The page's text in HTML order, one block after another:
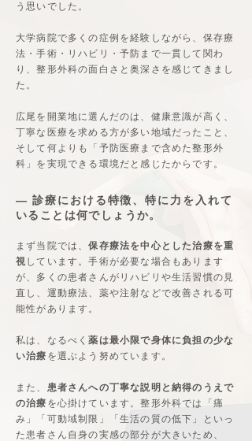
う思いでした。
大学病院で多くの症例を経験しながら、保存療
法・手術・リハビリ・予防まで一貫して関わ
り、整形外科の面白さと奥深さを感じてきまし
た。
広尾を開業地に選んだのは、健康意識が高く、
丁寧な医療を求める方が多い地域だったこと、
そして何よりも「予防医療まで含めた整形外
科」を実現できる環境だと感じたからです。
― 診療における特徴、特に力を入れて
いることは何でしょうか。
まず当院では、保存療法を中心とした治療を重
視 しています。手術が必要な場合もあります
が、多くの患者さんがリハビリや生活習慣の見
直し、運動療法、薬や注射などで改善される可
能性があります。
私は、なるべく薬は最小限で身体に負担の少な
い治療 を選ぶよう努めています。
また、 患者さんへの丁寧な説明と納得のうえで
の治療 を心掛けています。整形外科では「痛
み」「可動域制限」「生活の質の低下」といっ
た患者さん自身の実感の部分が大きいため、